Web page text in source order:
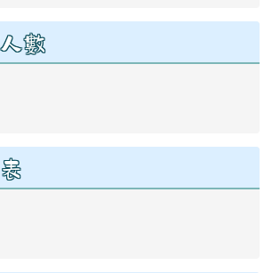
數